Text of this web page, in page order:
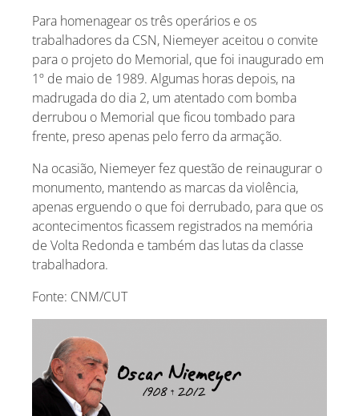
Para homenagear os três operários e os
trabalhadores da CSN, Niemeyer aceitou o convite
para o projeto do Memorial, que foi inaugurado em
1º de maio de 1989. Algumas horas depois, na
madrugada do dia 2, um atentado com bomba
derrubou o Memorial que ficou tombado para
frente, preso apenas pelo ferro da armação.
Na ocasião, Niemeyer fez questão de reinaugurar o
monumento, mantendo as marcas da violência,
apenas erguendo o que foi derrubado, para que os
acontecimentos ficassem registrados na memória
de Volta Redonda e também das lutas da classe
trabalhadora.
Fonte: CNM/CUT